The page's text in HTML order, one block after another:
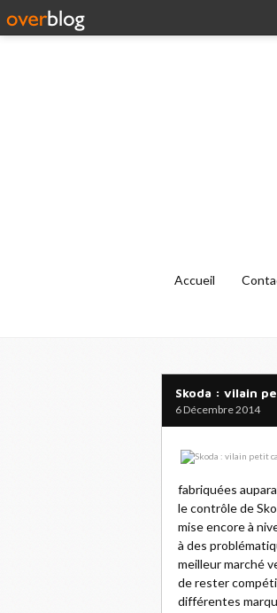
Accueil
Skoda : vilain
6 Décembre 2014
fabriquées
le contrôle de
mise encore à
à des
meilleur marché
de rester
différentes